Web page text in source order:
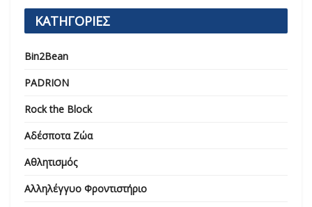
ΚΑΤΗΓΟΡΙΕΣ
Bin2Bean
PADRION
Rock the Block
Αδέσποτα Ζώα
Αθλητισμός
Αλληλέγγυο Φροντιστήριο